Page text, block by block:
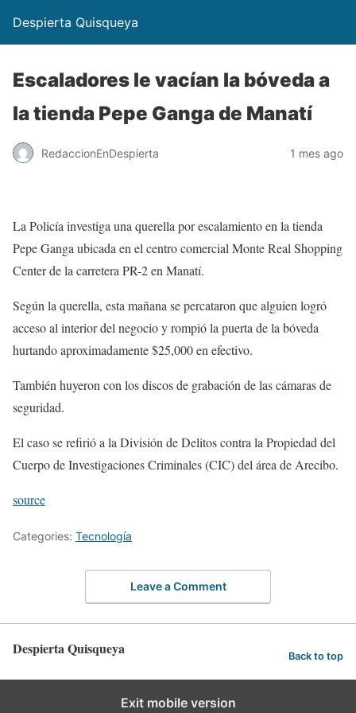
Despierta Quisqueya
Escaladores le vacían la bóveda a
la tienda Pepe Ganga de Manatí
RedaccionEnDespierta 1 mes ago
La Policía investiga una querella por escalamiento en la tienda
Pepe Ganga ubicada en el centro comercial Monte Real Shopping
Center de la carretera PR-2 en Manatí.
Según la querella, esta mañana se percataron que alguien logró
acceso al interior del negocio y rompió la puerta de la bóveda
hurtando aproximadamente $25,000 en efectivo.
También huyeron con los discos de grabación de las cámaras de
seguridad.
El caso se refirió a la División de Delitos contra la Propiedad del
Cuerpo de Investigaciones Criminales (CIC) del área de Arecibo.
source
Categories: Tecnología
Leave a Comment
Despierta Quisqueya Back to top
Exit mobile version